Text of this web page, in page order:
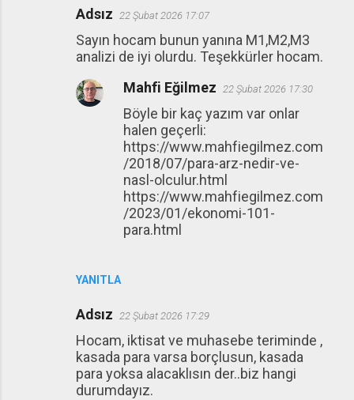
Adsız 22 Şubat 2026 17:07
Sayın hocam bunun yanına M1,M2,M3
analizi de iyi olurdu. Teşekkürler hocam.
YANITLA
Mahfi Eğilmez 22 Şubat 2026 17:30
Böyle bir kaç yazım var onlar
halen geçerli:
https://www.mahfiegilmez.com
/2018/07/para-arz-nedir-ve-
nasl-olculur.html
https://www.mahfiegilmez.com
/2023/01/ekonomi-101-
para.html
Adsız 22 Şubat 2026 17:29
Hocam, iktisat ve muhasebe teriminde ,
kasada para varsa borçlusun, kasada
para yoksa alacaklısın der..biz hangi
durumdayız.